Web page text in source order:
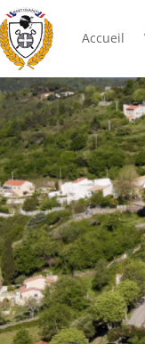
Accueil